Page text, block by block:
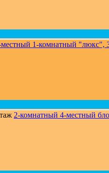
местный 1-комнатный "люкс",
2-комнатный 4-местный